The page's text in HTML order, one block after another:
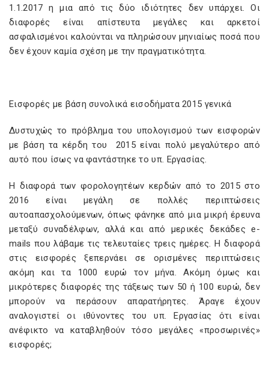
1.1.2017 η μια από τις δύο ιδιότητες δεν υπάρχει. Οι
διαφορές είναι απίστευτα μεγάλες και αρκετοί
ασφαλισμένοι καλούνται να πληρώσουν μηνιαίως ποσά που
δεν έχουν καμία σχέση με την πραγματικότητα.
Εισφορές με βάση συνολικά εισοδήματα 2015 γενικά
Δυστυχώς το πρόβλημα του υπολογισμού των εισφορών
με βάση τα κέρδη του 2015 είναι πολύ μεγαλύτερο από
αυτό που ίσως να φαντάστηκε το υπ. Εργασίας.
Η διαφορά των φορολογητέων κερδών από το 2015 στο
2016 είναι μεγάλη σε πολλές περιπτώσεις
αυτοαπασχολούμενων, όπως φάνηκε από μια μικρή έρευνα
μεταξύ συναδέλφων, αλλά και από μερικές δεκάδες e-
mails που λάβαμε τις τελευταίες τρεις ημέρες. Η διαφορά
στις εισφορές ξεπερνάει σε ορισμένες περιπτώσεις
ακόμη και τα 1000 ευρώ τον μήνα. Ακόμη όμως και
μικρότερες διαφορές της τάξεως των 50 ή 100 ευρώ, δεν
μπορούν να περάσουν απαρατήρητες. Άραγε έχουν
αναλογιστεί οι ιθύνοντες του υπ. Εργασίας ότι είναι
ανέφικτο να καταβληθούν τόσο μεγάλες «προσωρινές»
εισφορές;